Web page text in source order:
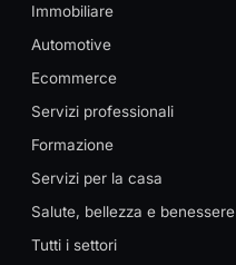
Immobiliare
Automotive
Ecommerce
Servizi professionali
Formazione
Servizi per la casa
Salute, bellezza e benessere
Tutti i settori